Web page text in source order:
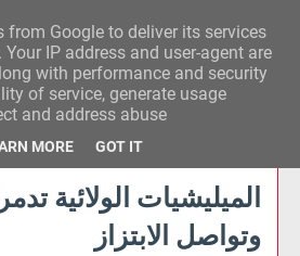
الميليشيات الولائية
وتواصل الابتزاز
from Google to deliver its services
IP address and user-agent are
with performance and security
of service, generate usage
and address abuse.
MORE GOT IT